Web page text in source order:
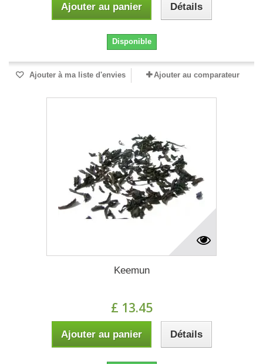
Ajouter au panier Détails
Disponible
Ajouter à ma liste d'envies Ajouter au comparateur
Keemun
£ 13.45
Ajouter au panier Détails